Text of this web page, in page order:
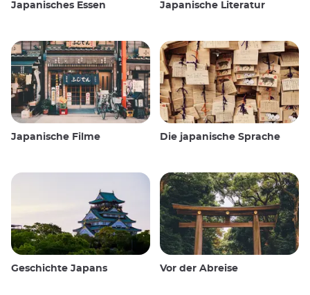
Japanisches Essen Japanische Literatur
Japanische Filme Die japanische Sprache
Geschichte Japans Vor der Abreise